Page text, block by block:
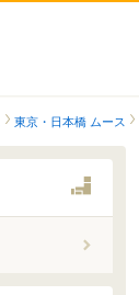
東京・日本橋 ムース